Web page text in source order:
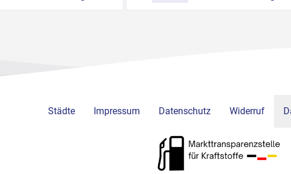
Städte Impressum Datenschutz Widerruf